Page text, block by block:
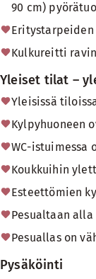
90 cm)
Eritystarpeiden
Kulkureitti
Yleiset tilat –
Yleisissä
Kylpyhuoneen
WC-istuimessa
Koukkuihin
Esteettömien
Pesualtaan
Pesuallas on
Pysäköinti